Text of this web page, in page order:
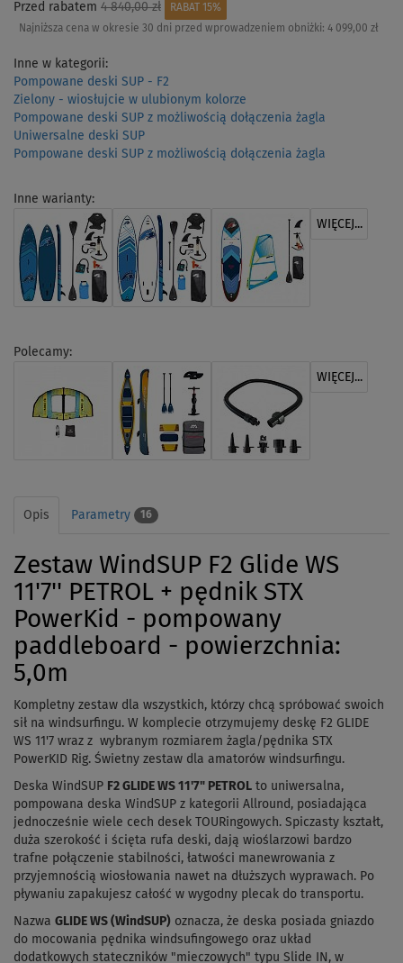
Przed rabatem 4 840,00 zł
RABAT 15%
Najniższa cena w okresie 30 dni przed wprowadzeniem obniżki: 4 099,00 zł
Inne w kategorii:
Pompowane deski SUP - F2
Zielony - wiosłujcie w ulubionym kolorze
Pompowane deski SUP z możliwością dołączenia żagla
Uniwersalne deski SUP
Pompowane deski SUP z możliwością dołączenia żagla
Inne warianty:
WIĘCEJ...
Polecamy:
WIĘCEJ...
Opis Parametry 16
Zestaw WindSUP F2 Glide WS
11'7'' PETROL + pędnik STX
PowerKid - pompowany
paddleboard - powierzchnia:
5,0m
Kompletny zestaw dla wszystkich, którzy chcą spróbować swoich
sił na windsurfingu. W komplecie otrzymujemy deskę F2 GLIDE
WS 11'7 wraz z wybranym rozmiarem żagla/pędnika STX
PowerKID Rig. Świetny zestaw dla amatorów windsurfingu.
Deska WindSUP F2 GLIDE WS 11'7" PETROL to uniwersalna,
pompowana deska WindSUP z kategorii Allround, posiadająca
jednocześnie wiele cech desek TOURingowych. Spiczasty kształt,
duża szerokość i ścięta rufa deski, dają wioślarzowi bardzo
trafne połączenie stabilności, łatwości manewrowania z
przyjemnością wiosłowania nawet na dłuższych wyprawach. Po
pływaniu zapakujesz całość w wygodny plecak do transportu.
Nazwa GLIDE WS (WindSUP) oznacza, że deska posiada gniazdo
do mocowania pędnika windsufingowego oraz układ
dodatkowych stateczników "mieczowych" typu Slide IN, w